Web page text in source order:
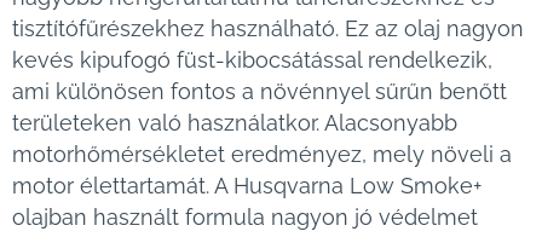
tisztítófűrészekhez használható. Ez az olaj nagyon
kevés kipufogó füst-kibocsátással rendelkezik,
ami különösen fontos a növénnyel sűrűn benőtt
területeken való használatkor. Alacsonyabb
motorhőmérsékletet eredményez, mely növeli a
motor élettartamát. A Husqvarna Low Smoke+
olajban használt formula nagyon jó védelmet